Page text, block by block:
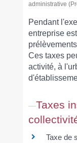
administrative
Pendant
entreprise
Ces taxes
activité, à
Taxes
Taxe de